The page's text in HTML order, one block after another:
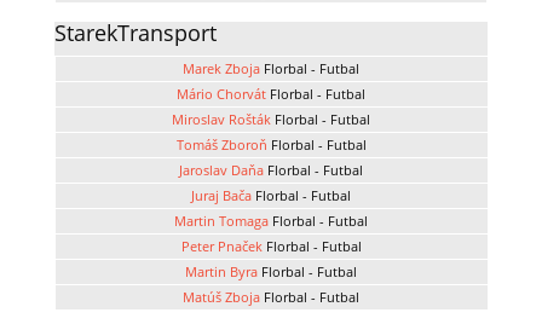
StarekTransport
Marek Zboja Florbal - Futbal
Mário Chorvát Florbal - Futbal
Miroslav Rošták Florbal - Futbal
Tomáš Zboroň Florbal - Futbal
Jaroslav Daňa Florbal - Futbal
Juraj Bača Florbal - Futbal
Martin Tomaga Florbal - Futbal
Peter Pnaček Florbal - Futbal
Martin Byra Florbal - Futbal
Matúš Zboja Florbal - Futbal